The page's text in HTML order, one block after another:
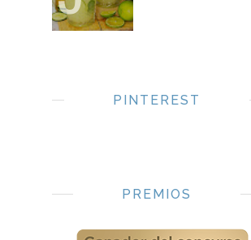
PINTEREST
PREMIOS